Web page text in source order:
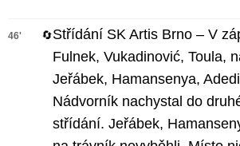
46' 🔄Střídání SK Artis Brno – V
Fulnek, Vukadinović, Toula,
Jeřábek, Hamansenya,
Nádvorník nachystal do
střídání. Jeřábek,